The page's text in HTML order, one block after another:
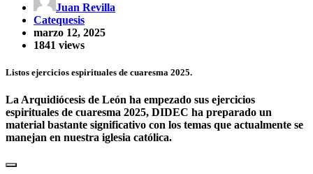
Juan Revilla
Catequesis
marzo 12, 2025
1841 views
Listos ejercicios espirituales de cuaresma 2025.
La Arquidiócesis de León ha empezado sus ejercicios
espirituales de cuaresma 2025, DIDEC ha preparado un
material bastante significativo con los temas que actualmente se
manejan en nuestra iglesia católica.